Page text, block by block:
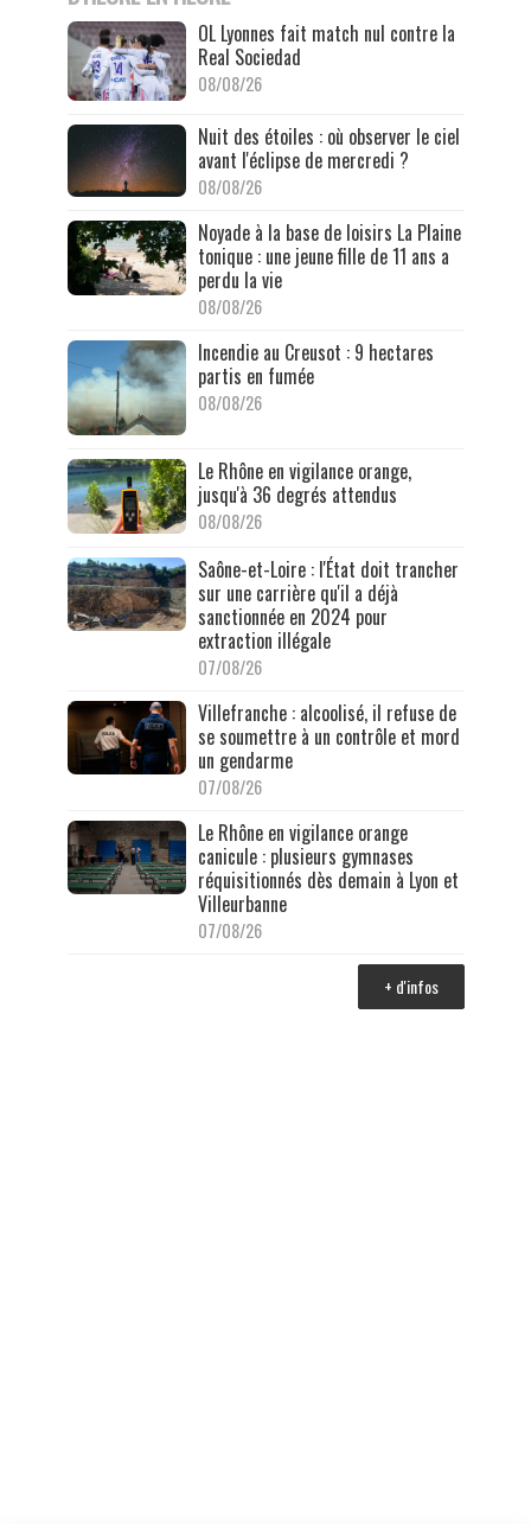
OL Lyonnes fait match nul contre la
Real Sociedad
08/08/26
Nuit des étoiles : où observer le ciel
avant l'éclipse de mercredi ?
08/08/26
Noyade à la base de loisirs La Plaine
tonique : une jeune fille de 11 ans a
perdu la vie
08/08/26
Incendie au Creusot : 9 hectares
partis en fumée
08/08/26
Le Rhône en vigilance orange,
jusqu'à 36 degrés attendus
08/08/26
Saône-et-Loire : l'État doit trancher
sur une carrière qu'il a déjà
sanctionnée en 2024 pour
extraction illégale
07/08/26
Villefranche : alcoolisé, il refuse de
se soumettre à un contrôle et mord
un gendarme
07/08/26
Le Rhône en vigilance orange
canicule : plusieurs gymnases
réquisitionnés dès demain à Lyon et
Villeurbanne
07/08/26
+ d'infos